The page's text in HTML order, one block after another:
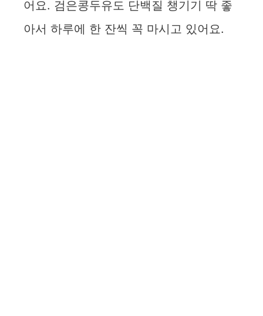
어요. 검은콩두유도 단백질 챙기기 딱 좋
아서 하루에 한 잔씩 꼭 마시고 있어요.